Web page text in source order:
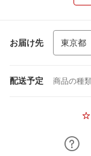
お届け先
配送予定 商品の種